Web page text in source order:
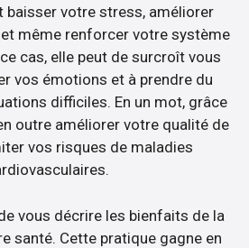
baisser votre stress, améliorer
même renforcer votre système
cas, elle peut de surcroît vous
vos émotions et à prendre du
difficiles. En un mot, grâce
outre améliorer votre qualité de
vos risques de maladies
vous décrire les bienfaits de la
santé. Cette pratique gagne en